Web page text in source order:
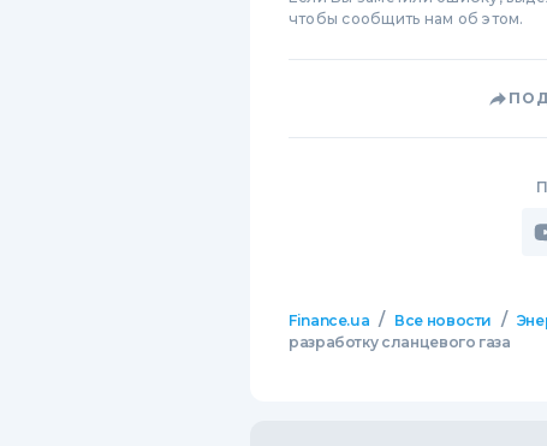
чтобы сообщить нам об этом.
Finance.ua / Все новости /
разработку сланцевого газа